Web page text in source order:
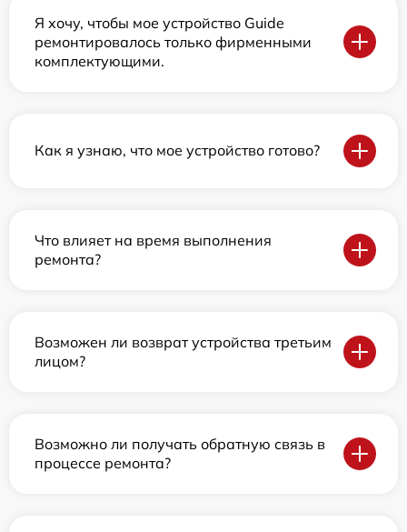
Я хочу, чтобы мое устройство Guide
ремонтировалось только фирменными
комплектующими.
Как я узнаю, что мое устройство готово?
Что влияет на время выполнения
ремонта?
Возможен ли возврат устройства третьим
лицом?
Возможно ли получать обратную связь в
процессе ремонта?